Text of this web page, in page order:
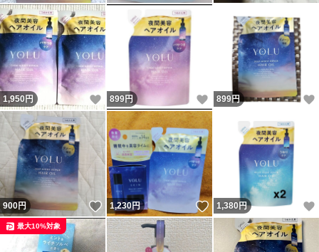
1,950円 いいね！
899円 いいね！
899円
900円 いいね！
1,230円 いいね！
1,380 円
最大10%対象